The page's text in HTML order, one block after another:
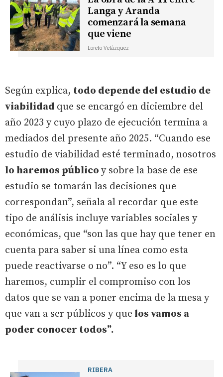
Langa y Aranda
comenzará la semana
que viene
Loreto Velázquez
Según explica, todo depende del estudio de
viabilidad que se encargó en diciembre del
año 2023 y cuyo plazo de ejecución termina a
mediados del presente año 2025. “Cuando ese
estudio de viabilidad esté terminado, nosotros
lo haremos público y sobre la base de ese
estudio se tomarán las decisiones que
correspondan”, señala al recordar que este
tipo de análisis incluye variables sociales y
económicas, que “son las que hay que tener en
cuenta para saber si una línea como esta
puede reactivarse o no”. “Y eso es lo que
haremos, cumplir el compromiso con los
datos que se van a poner encima de la mesa y
que van a ser públicos y que los vamos a
poder conocer todos”.
RIBERA